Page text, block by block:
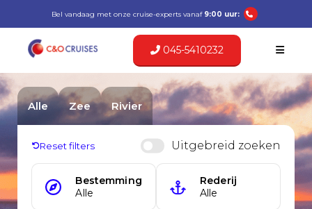
Bel vandaag met onze cruise-experts vanaf 9:00 uur:
045-5410232